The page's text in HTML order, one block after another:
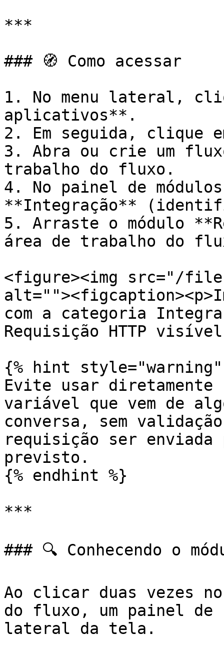
***
### 🧭 Como acessar
1. No menu lateral,
aplicativos**.
2. Em seguida, clique
3. Abra ou crie um
trabalho do fluxo.
4. No painel de
**Integração**
5. Arraste o módulo
área de trabalho do
<figure><img src="/files/
com a categoria
Requisição HTTP
{% hint style="warning"
Evite usar diretamente
variável que vem de
conversa, sem
requisição ser enviada
previsto.
{% endhint %}
***
### 🔍 Conhecendo o
Ao clicar duas vezes
do fluxo, um painel de
lateral da tela.